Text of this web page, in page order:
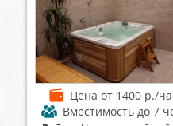
Ценаот 1400 р./
Вместимость до 7